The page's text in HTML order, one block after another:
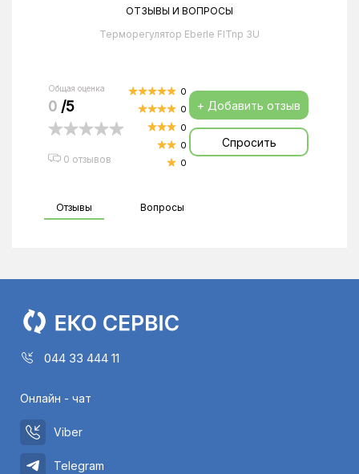
ОТЗЫВЫ И ВОПРОСЫ
Терморегулятор Eberle FITnp 3U
Общая оценка
0 /5
0 отзывов
0
0
0
0
0
+ Добавить отзыв
Спросить
Отзывы Вопросы
044 33 444 11
Онлайн - чат
Viber
Telegram